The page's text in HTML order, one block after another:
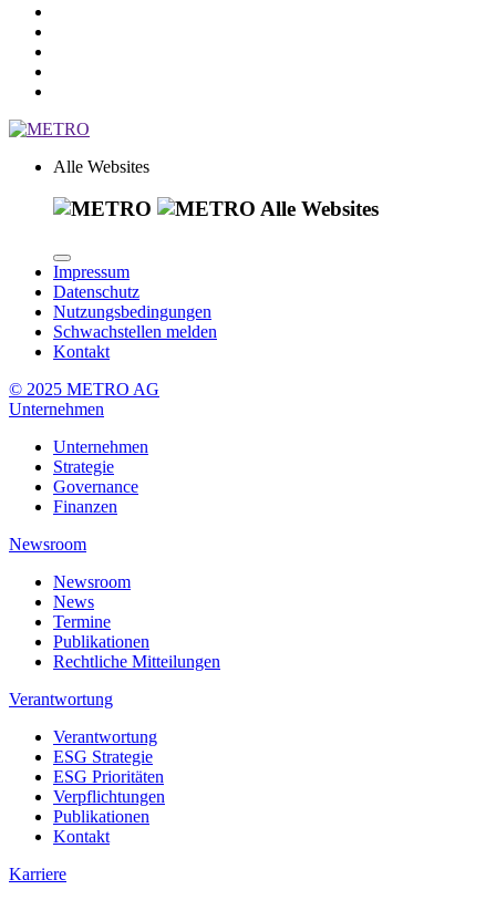
Alle Websites
Alle Websites
Impressum
Datenschutz
Nutzungsbedingungen
Schwachstellen melden
Kontakt
© 2025 METRO AG
Unternehmen
Unternehmen
Strategie
Governance
Finanzen
Newsroom
Newsroom
News
Termine
Publikationen
Rechtliche Mitteilungen
Verantwortung
Verantwortung
ESG Strategie
ESG Prioritäten
Verpflichtungen
Publikationen
Kontakt
Karriere